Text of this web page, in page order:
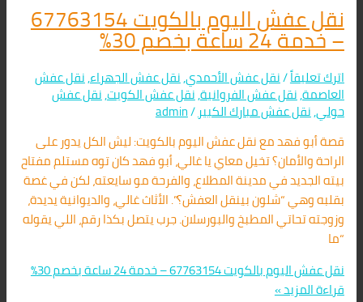
نقل عفش اليوم بالكويت 67763154
– خدمة 24 ساعة بخصم 30%
اترك تعليقاً/نقل عفش الأحمدي,نقل عفش الجهراء,نقل عفش
العاصمة,نقل عفش الفروانية,نقل عفش الكويت,نقل عفش
حولي,نقل عفش مبارك الكبير/
admin
قصة أبو فهد مع نقل عفش اليوم بالكويت: ليش الكل يدور على
الراحة والأمان؟ تخيل معاي يا غالي، أبو فهد كان توه مستلم مفتاح
بيته الجديد في مدينة المطلاع، والفرحة مو سايعته، لكن في غصة
بقلبه وهي “شلون بينقل العفش؟”. الأثاث غالي، والديوانية يديدة،
وزوجته تحاتي المطبخ والبورسلان. جرب يتصل بكذا رقم، اللي يقوله
“ما
نقل عفش اليوم بالكويت 67763154 – خدمة 24 ساعة بخصم 30%
قراءة المزيد »